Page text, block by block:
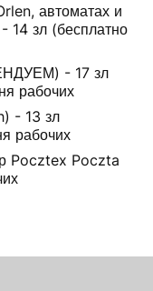
автоматах и
14 зл (бесплатно
- 17 зл
рабочих
- 13 зл
рабочих
Pocztex Poczta